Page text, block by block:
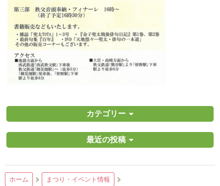
カテゴリー
最近の投稿
ホーム まつり・イベント情報